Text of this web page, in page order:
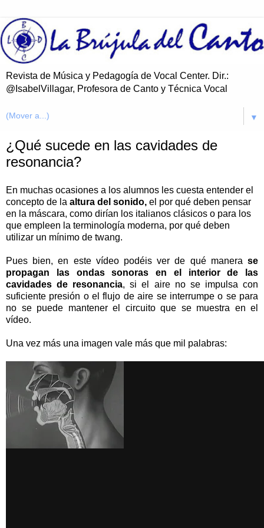
Revista de Música y Pedagogía de Vocal Center. Dir.:
@IsabelVillagar, Profesora de Canto y Técnica Vocal
▼
¿Qué sucede en las cavidades de
resonancia?
En muchas ocasiones a los alumnos les cuesta entender el
concepto de la altura del sonido, el por qué deben pensar
en la máscara, como dirían los italianos clásicos o para los
que empleen la terminología moderna, por qué deben
utilizar un mínimo de twang.
Pues bien, en este vídeo podéis ver de qué manera se
propagan las ondas sonoras en el interior de las
cavidades de resonancia, si el aire no se impulsa con
suficiente presión o el flujo de aire se interrumpe o se para
no se puede mantener el circuito que se muestra en el
vídeo.
Una vez más una imagen vale más que mil palabras: